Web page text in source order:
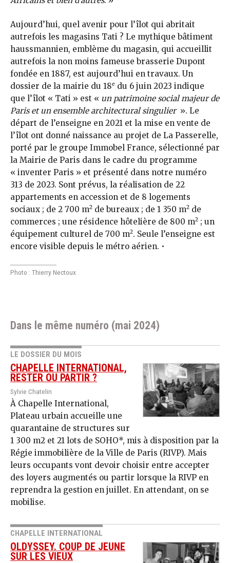
Aujourd’hui, quel avenir pour l’îlot qui abritait
autrefois les magasins Tati ? Le mythique bâtiment
haussmannien, emblème du magasin, qui accueillit
autrefois la non moins fameuse brasserie Dupont
fondée en 1887, est aujourd’hui en travaux. Un
dossier de la mairie du 18e du 6 juin 2023 indique
que l’îlot « Tati » est « un patrimoine social majeur de
Paris et un ensemble architectural singulier ». Le
départ de l’enseigne en 2021 et la mise en vente de
l’îlot ont donné naissance au projet de La Passerelle,
porté par le groupe Immobel France, sélectionné par
la Mairie de Paris dans le cadre du programme
« inventer Paris » et présenté dans notre numéro
313 de 2023. Sont prévus, la réalisation de 22
appartements en accession et de 8 logements
sociaux ; de 2 700 m2 de bureaux ; de 1 350 m2 de
commerces ; une résidence hôtelière de 800 m2 ; un
équipement culturel de 700 m2. Seule l’enseigne est
encore visible depuis le métro aérien. •
Photo : Thierry Nectoux
Dans le même numéro (mai 2024)
LE DOSSIER DU MOIS
CHAPELLE INTERNATIONAL,
RESTER OU PARTIR ?
Sylvie Chatelin
À Chapelle International,
Plateau urbain accueille une
quarantaine de structures sur
1 300 m2 et 21 lots de SOHO*, mis à disposition par la
Régie immobilière de la Ville de Paris (RIVP). Mais
leurs occupants vont devoir choisir entre accepter
des loyers augmentés ou partir lorsque la RIVP en
reprendra la gestion en juillet. En attendant, on se
mobilise.
CHAPELLE INTERNATIONAL
OLDYSSEY. COUP DE JEUNE
SUR LES VIEUX